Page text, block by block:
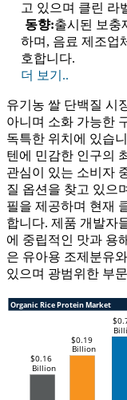
고 있으며 클린 라
동향:출시된 보충
하며, 음료 제조업
호합니다.
더 보기..
유기농 쌀 단백질 시
아니며 소화 가능한
독특한 위치에 있습
텐에 민감한 인구의
관심이 있는 소비자
질 옵션을 찾고 있으
필을 제공하며 현재
합니다. 제품 개발자
에 중립적인 맛과 용
은 유아용 조제분유
있으며 광범위한 부